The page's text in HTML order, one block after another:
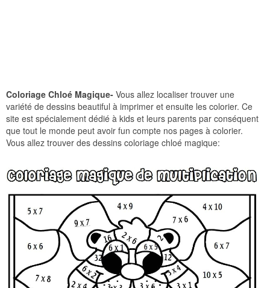
Coloriage Chloé Magique- Vous allez localiser trouver une
variété de dessins beautiful à imprimer et ensuite les colorier. Ce
site est spécialement dédié à kids et leurs parents par conséquent
que tout le monde peut avoir fun compte nos pages à colorier.
Vous allez trouver des dessins coloriage chloé magique: